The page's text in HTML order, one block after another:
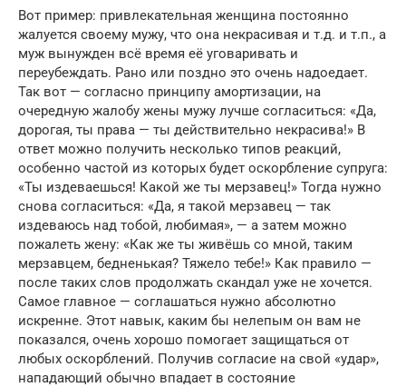
Вот пример: привлекательная женщина постоянно
жалуется своему мужу, что она некрасивая и т.д. и т.п., а
муж вынужден всё время её уговаривать и
переубеждать. Рано или поздно это очень надоедает.
Так вот — согласно принципу амортизации, на
очередную жалобу жены мужу лучше согласиться: «Да,
дорогая, ты права — ты действительно некрасива!» В
ответ можно получить несколько типов реакций,
особенно частой из которых будет оскорбление супруга:
«Ты издеваешься! Какой же ты мерзавец!» Тогда нужно
снова согласиться: «Да, я такой мерзавец — так
издеваюсь над тобой, любимая», — а затем можно
пожалеть жену: «Как же ты живёшь со мной, таким
мерзавцем, бедненькая? Тяжело тебе!» Как правило —
после таких слов продолжать скандал уже не хочется.
Самое главное — соглашаться нужно абсолютно
искренне. Этот навык, каким бы нелепым он вам не
показался, очень хорошо помогает защищаться от
любых оскорблений. Получив согласие на свой «удар»,
нападающий обычно впадает в состояние